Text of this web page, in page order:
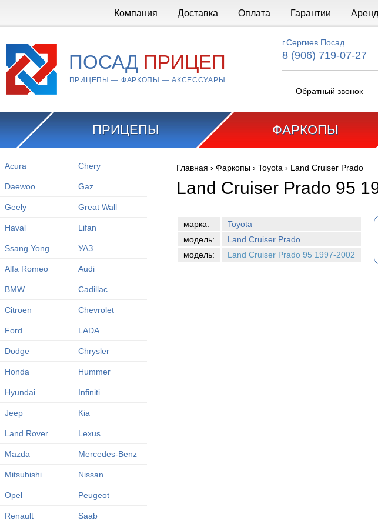
Компания Доставка Оплата Гарантии
ПОСАД ПРИЦЕП
ПРИЦЕПЫ — ФАРКОПЫ — АКСЕССУАРЫ
г.Сергиев Посад
8 (906) 719-07-27
Обратный звонок
ПРИЦЕПЫ ФАРКОПЫ
Acura Chery
Daewoo Gaz
Geely Great Wall
Haval Lifan
Ssang Yong УАЗ
Alfa Romeo Audi
BMW Cadillac
Citroen Chevrolet
Ford LADA
Dodge Chrysler
Honda Hummer
Hyundai Infiniti
Jeep Kia
Land Rover Lexus
Mazda Mercedes-Benz
Mitsubishi Nissan
Opel Peugeot
Renault Saab
Вы здесь
Главная › Фаркопы › Toyota › Land Cruiser Prado
Land Cruiser Prado 95
марка:
Toyota
модель:
Land Cruiser Prado
модель:
Land Cruiser Prado 95 1997-2002